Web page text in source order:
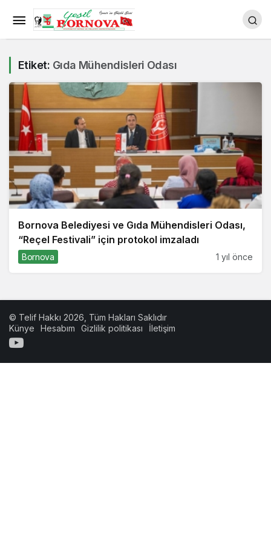
Etiket: Gıda Mühendisleri Odası
Bornova Belediyesi ve Gıda Mühendisleri Odası,
“Reçel Festivali” için protokol imzaladı
Bornova 1 yıl önce
© Telif Hakkı 2026, Tüm Hakları Saklıdır
Künye
Hesabım Gizlilik politikası İletişim